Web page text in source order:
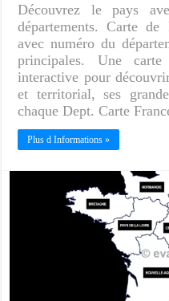
Découvrez le pays
départements. Carte
avec numéro du
principales. Une carte
interactive pour
et territorial, ses
chaque Dept. Carte
Plus d Informations »